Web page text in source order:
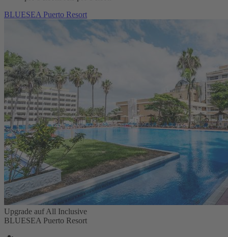
BLUESEA Puerto Resort
Upgrade auf All Inclusive
BLUESEA Puerto Resort